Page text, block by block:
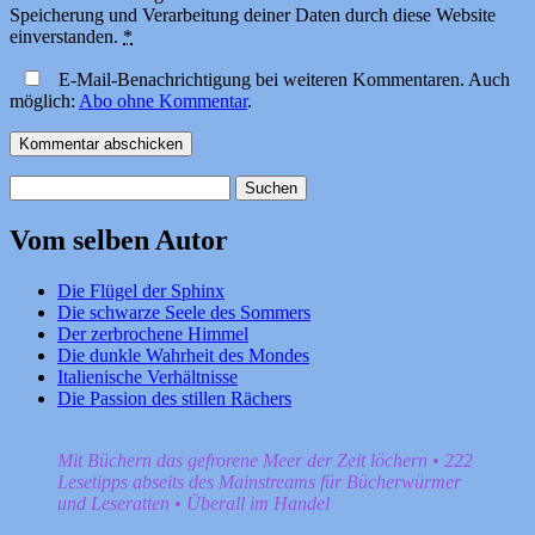
Speicherung und Verarbeitung deiner Daten durch diese Website
einverstanden. *
E-Mail-Benachrichtigung bei weiteren Kommentaren. Auch
möglich: Abo ohne Kommentar.
nach:
Vom selben Autor
Die Flügel der Sphinx
Die schwarze Seele des Sommers
Der zerbrochene Himmel
Die dunkle Wahrheit des Mondes
Italienische Verhältnisse
Die Passion des stillen Rächers
Mit Büchern das gefrorene Meer der Zeit löchern • 222
Lesetipps abseits des Mainstreams für Bücherwürmer
und Leseratten • Überall im Handel